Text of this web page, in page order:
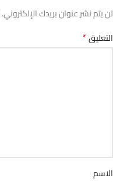
لن يتم نشر عنوان بريدك الإلكتروني.
التعليق*
الاسم